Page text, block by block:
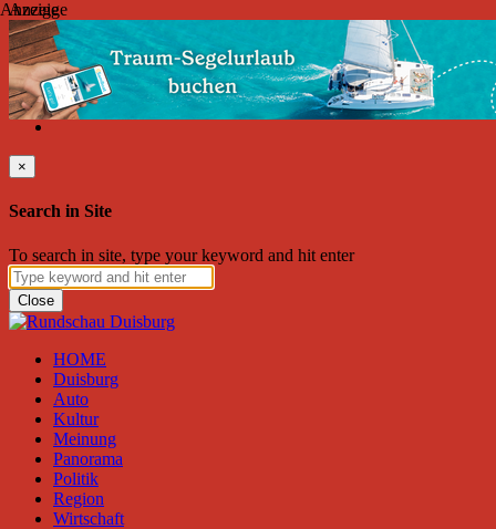
Donnerstag, August 06, 2026
Friend on Facebook Follow on Twitter Subscribe to RSS
Search
×
Search in Site
To search in site, type your keyword and hit enter
Close
HOME
Duisburg
Auto
Kultur
Meinung
Panorama
Politik
Region
Wirtschaft
Anzeige
Anzeige